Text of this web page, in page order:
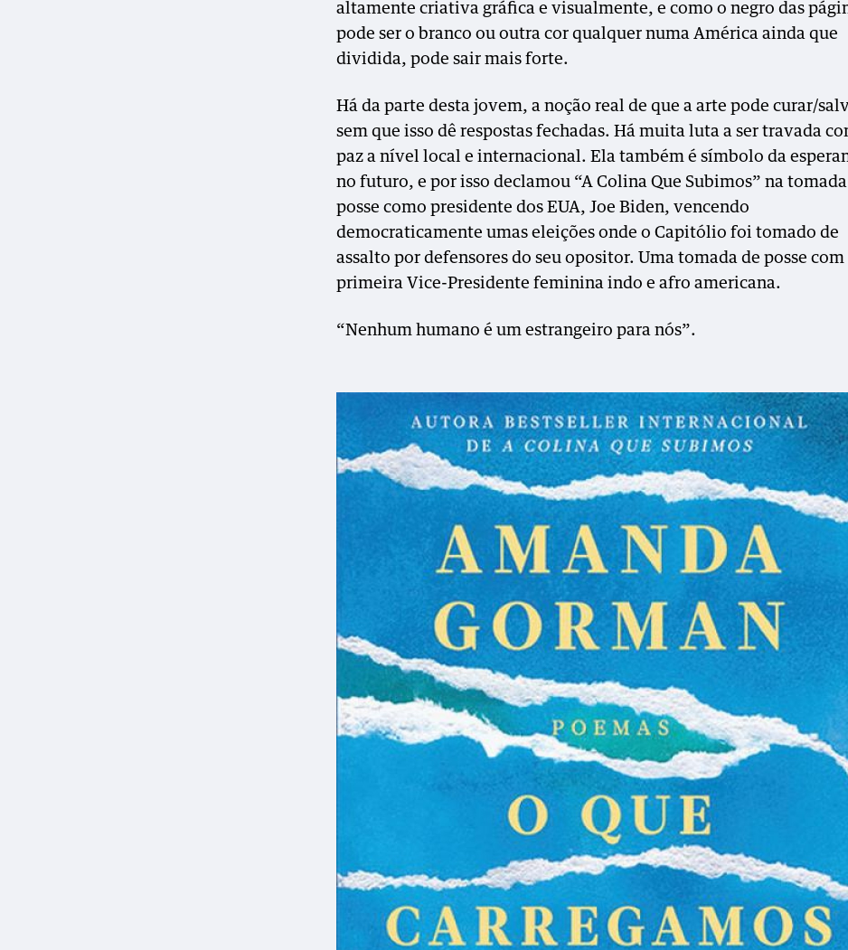
altamente criativa gráfica e visualmente, e como o negro das
pode ser o branco ou outra cor qualquer numa América ainda que
dividida, pode sair mais forte.
Há da parte desta jovem, a noção real de que a arte pode curar/
sem que isso dê respostas fechadas. Há muita luta a ser travada
paz a nível local e internacional. Ela também é símbolo da
no futuro, e por isso declamou “A Colina Que Subimos” na
posse como presidente dos EUA, Joe Biden, vencendo
democraticamente umas eleições onde o Capitólio foi tomado de
assalto por defensores do seu opositor. Uma tomada de posse com
primeira Vice-Presidente feminina indo e afro americana.
“Nenhum humano é um estrangeiro para nós”.